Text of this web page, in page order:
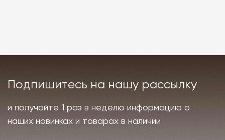
Подпишитесь на нашу рассылку
и получайте 1 раз в неделю информацию о
наших новинках и товарах в наличии